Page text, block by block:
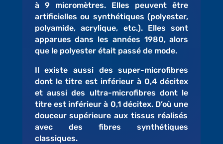
à 9 micromètres. Elles peuvent être
artificielles ou synthétiques (polyester,
polyamide, acrylique, etc.). Elles sont
apparues dans les années 1980, alors
que le polyester était passé de mode.
Il existe aussi des super-microfibres
dont le titre est inférieur à 0,4 décitex
et aussi des ultra-microfibres dont le
titre est inférieur à 0,1 décitex. D’où une
douceur supérieure aux tissus réalisés
avec des fibres synthétiques
classiques.